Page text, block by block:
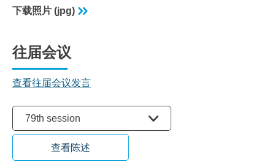
下载照片 (jpg)
往届会议
查看往届会议发言
79th session
查看陈述